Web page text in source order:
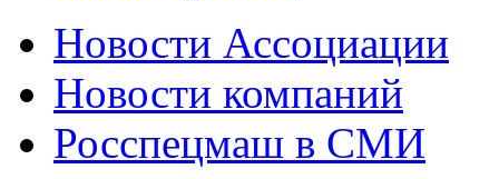
Новости Ассоциации
Новости компаний
Росспецмаш в СМИ